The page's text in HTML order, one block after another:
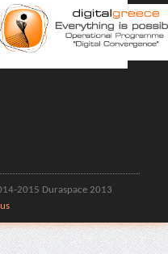
2015 Duraspace 2013